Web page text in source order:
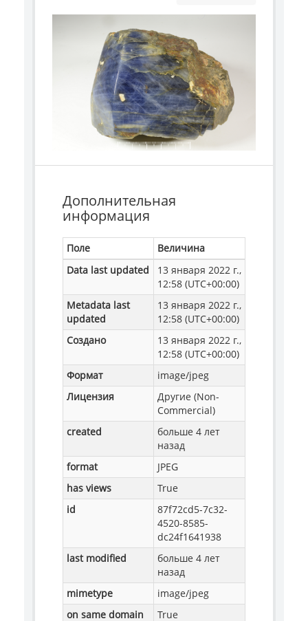
Дополнительная
информация
Поле
Величина
Data last updated
13 января 2022 г.,
12:58 (UTC+00:00)
Metadata last
updated
13 января 2022 г.,
12:58 (UTC+00:00)
Создано
13 января 2022 г.,
12:58 (UTC+00:00)
Формат
image/jpeg
Лицензия
Другие (Non-
Commercial)
created
больше 4 лет
назад
format
JPEG
has views
True
id
87f72cd5-7c32-
4520-8585-
dc24f1641938
last modified
больше 4 лет
назад
mimetype
image/jpeg
on same domain
True